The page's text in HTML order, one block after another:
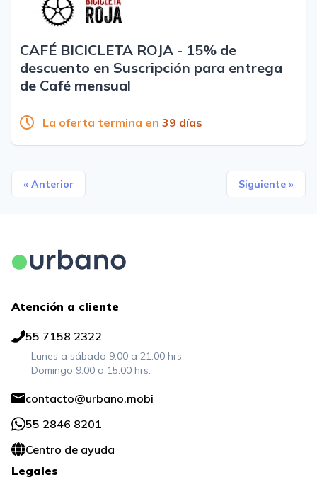
CAFÉ BICICLETA ROJA - 15% de
descuento en Suscripción para entrega
de Café mensual
La oferta termina en 39 días
« Anterior Siguiente »
Legales
Atención a cliente
55 7158 2322
Lunes a sábado 9:00 a 21:00 hrs.
Domingo 9:00 a 15:00 hrs.
contacto@urbano.mobi
55 2846 8201
Centro de ayuda